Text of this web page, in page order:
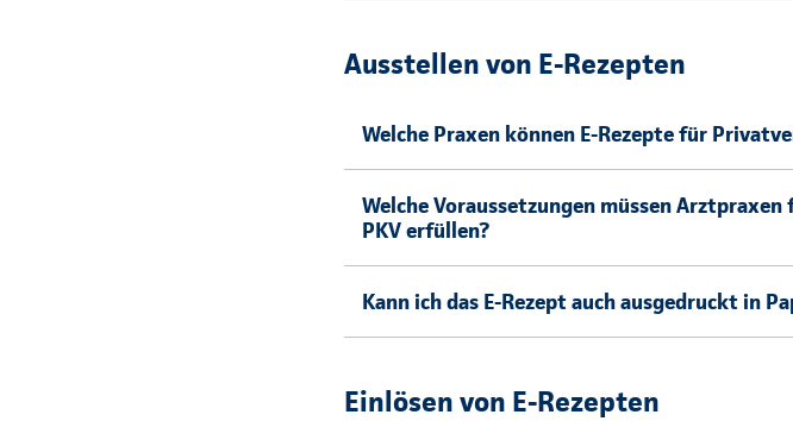
Ausstellen von E-Rezepten
Welche Praxen können E-Rezepte für
Welche Voraussetzungen müssen
PKV erfüllen?
Kann ich das E-Rezept auch ausgedruckt in
Einlösen von E-Rezepten